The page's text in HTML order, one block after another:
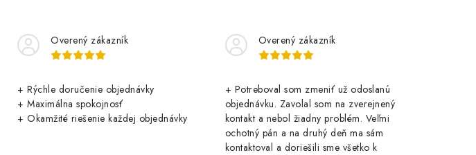
Overený zákazník
+ Rýchle doručenie objednávky
+ Maximálna spokojnosť
+ Okamžité riešenie každej objednávky
Overený zákazník
+ Potreboval som zmeniť už odoslanú
objednávku. Zavolal som na zverejnený
kontakt a nebol žiadny problém. Veľmi
ochotný pán a na druhý deň ma sám
kontaktoval a doriešili sme všetko k